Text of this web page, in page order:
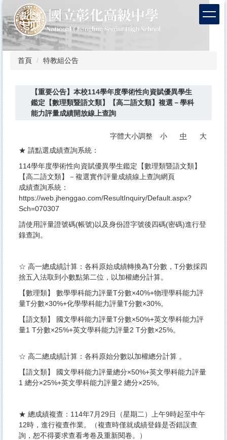
到
主
要
內
首頁 特教組公告
【重要公告】本校114學年度學術性向資賦優異學生
鑑定【數理類暨語文類】【高二語文類】複選－學科
能力評量成績開放線上查詢
字體大小調整 小 中
大
★ 請點選成績查詢系統：
114學年度學術性向資賦優異學生鑑定【數理類暨語文類】
【高二語文類】－複選實作評量成績線上查詢網頁
成績查詢系統：
https://web.jhenggao.com/ResultInquiry/Default.aspx?
Sch=070307
請使用評量證號碼(帳號)以及身份證字號後四碼(密碼)進行登
錄查詢。
☆ 高一總成績計算：各科原始成績轉換為T分數，T分數採四
捨五入法取到小數點第二位，以加權總分計算。
【數理類】 數學學科能力評量T分數×40%+物理學科能力評
量T分數×30%+化學學科能力評量T分數×30%。
【語文類】 國文學科能力評量T分數×50%+英文學科能力評
量1 T分數×25%+英文學科能力評量2 T分數×25%。
☆ 高二總成績計算：各科原始分數以加權總分計算 。
【語文類】 國文學科能力評量總分×50%+英文學科能力評量
1 總分×25%+英文學科能力評量2 總分×25%。
★ 總成績複查：114年7月29日（星期二）上午9時起至中午
12時，進行複查作業。（複查時僅就成績登錄是否錯誤查
詢，恕不得要求查看考卷及重新閱卷。）